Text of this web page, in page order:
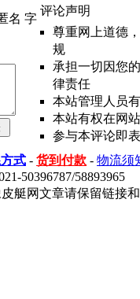
名 字
评论声明
尊重网上道德
规
承担一切因您
律责任
本站管理人员
本站有权在网
参与本评论即
式 - 货到付款 - 物流须
50396787/58893965
艇网文章请保留链接